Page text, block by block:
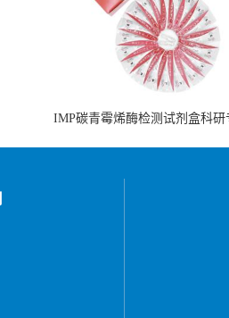
IMP碳青霉烯酶检测试剂盒科研